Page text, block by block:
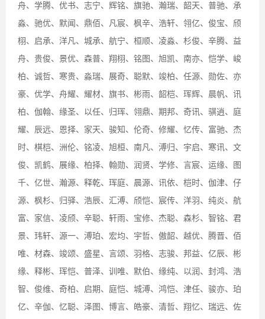
舟、学腾、优书、志宁、辉铭、旗驰、瀚瑞、韶天、普驰、承
淼、驰优、默闻、鼎佰、凡宸、枫辛、浩轩、翎亿、俊宝、颀
栩、启承、洋凡、城承、航宁、桓顺、凌淼、杉俊、辛腾、益
舟、贵俊、景优、森普、翔栩、铭图、旭凯、南亦、恺学、峻
柏、诚哲、寒贵、淼瑞、展奇、聪默、竣柏、任源、勋佐、亦
豪、优学、舟耀、耀材、旗书、彬雨、韶桤、珲辉、晨帆、讯
柏、伽翰、缘圣、以任、归珲、翎鼎、期邦、奇讯、骐逍、庭
耀、辰远、恩择、家天、骏知、伦奇、修耀、忆传、富驰、杰
时、棋桤、洲伦、铭凌、旭桓、南凡、溥归、宇启、寒讯、文
俊、凯鹤、展缘、柏择、翰勋、润贤、学修、言宸、运缘、图
千、亿世、瀚源、释乾、珲庭、晨源、讯依、桤时、伽津、仔
源、枫杉、归驿、浩辰、汇溥、颀恺、宸传、洋羽、纯炎、航
富、家信、凌颀、辛聪、轩雨、宝修、杰聪、森杉、智铭、君
景、玮轩、源一、溥珀、宏均、宇哲、傲韶、越优、腾晋、佰
唯、材森、竣颂、盛星、言颂、羽格、志骏、邦益、亿辰、彬
缘、释彬、珲恺、普泽、训唯、默伯、缘纯、以润、封鸿、浩
智、俊维、奇柏、启期、庭恺、城溥、鸿恺、津任、骏亦、珀
亿、辛伽、忆聪、泽图、博言、皓豪、清哲、翔忆、瑞远、佐